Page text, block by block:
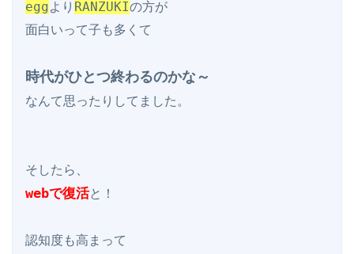
eggより RANZUKIの方が
面白いって子も多くて
時代がひとつ終わるのかな～
なんて思ったりしてました。
webで復活と！
認知度も高まって